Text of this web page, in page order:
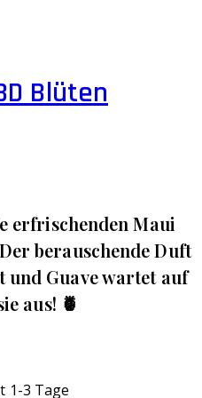
Blüten
erfrischenden Maui
berauschende Duft
Guave wartet auf
aus! 🍍
1-3 Tage